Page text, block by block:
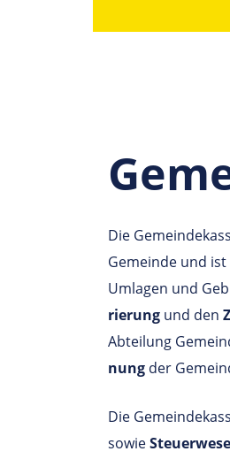
Die
Gemeinde und ist
Umlagen und
rie­rung und den
Abteilung
nung der
Die
sowie